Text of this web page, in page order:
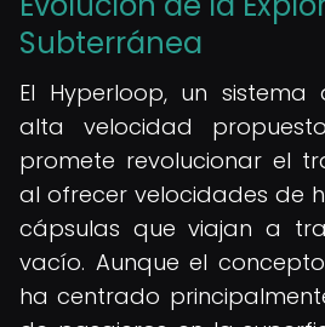
Subterránea
El Hyperloop, un
alta velocidad
promete revolucionar el
al ofrecer velocidades de
cápsulas que viajan a
vacío. Aunque el
ha centrado